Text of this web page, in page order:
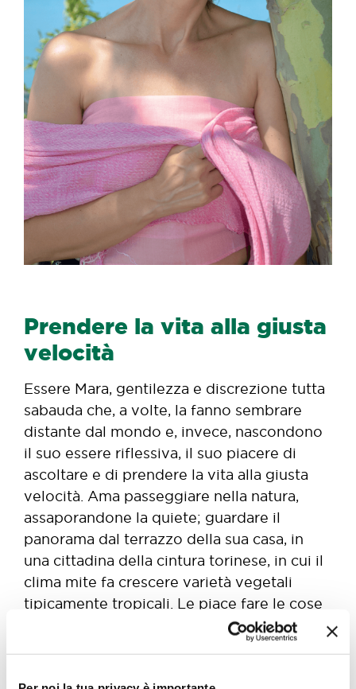
Prendere la vita alla giusta
velocità
Essere Mara, gentilezza e discrezione tutta
sabauda che, a volte, la fanno sembrare
distante dal mondo e, invece, nascondono
il suo essere riflessiva, il suo piacere di
ascoltare e di prendere la vita alla giusta
velocità. Ama passeggiare nella natura,
assaporandone la quiete; guardare il
panorama dal terrazzo della sua casa, in
una cittadina della cintura torinese, in cui il
clima mite fa crescere varietà vegetali
tipicamente tropicali. Le piace fare le cose
con calma e dedicarsi morbide pause in
famiglia, col marito Marco e i figli